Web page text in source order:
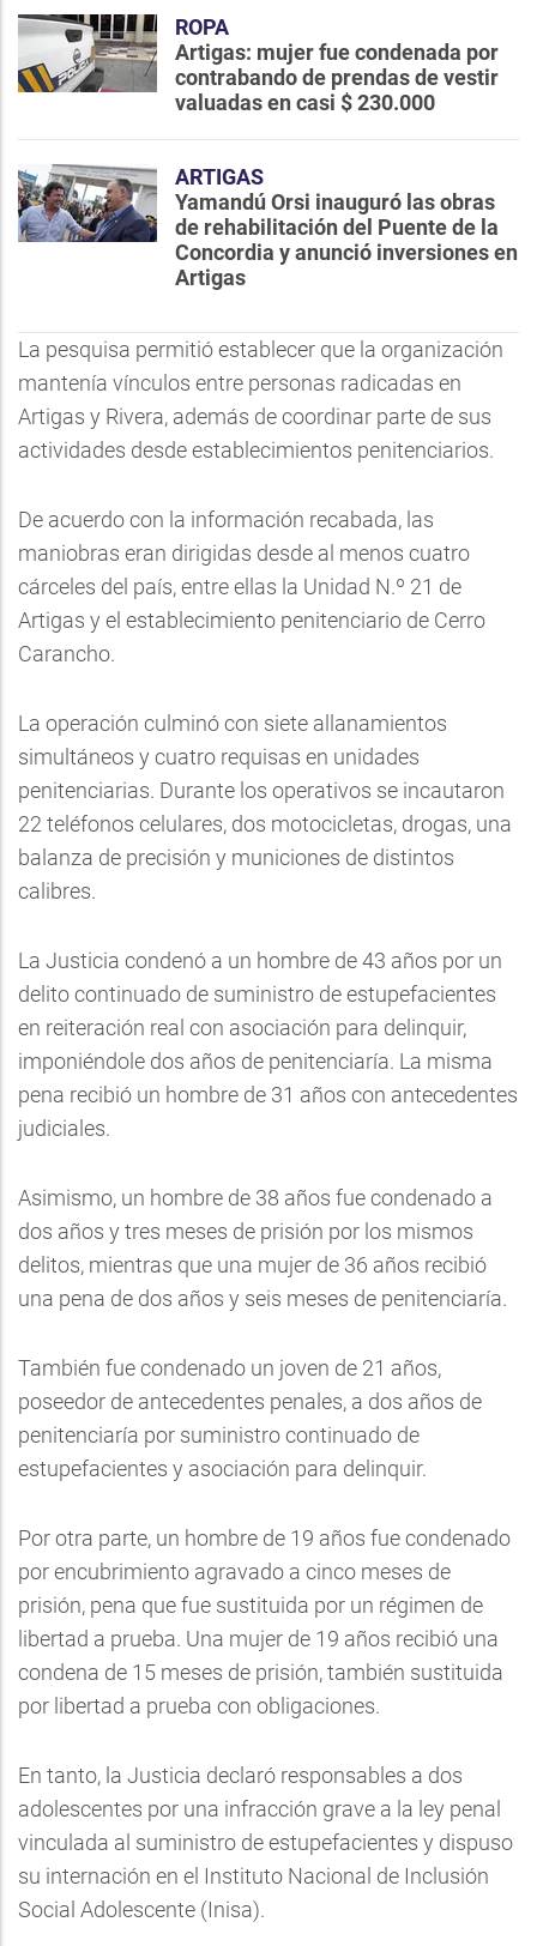
ROPA
Artigas: mujer fue condenada por
contrabando de prendas de vestir
valuadas en casi $ 230.000
ARTIGAS
Yamandú Orsi inauguró las obras
de rehabilitación del Puente de la
Concordia y anunció inversiones en
Artigas
La pesquisa permitió establecer que la organización
mantenía vínculos entre personas radicadas en
Artigas y Rivera, además de coordinar parte de sus
actividades desde establecimientos penitenciarios.
De acuerdo con la información recabada, las
maniobras eran dirigidas desde al menos cuatro
cárceles del país, entre ellas la Unidad N.º 21 de
Artigas y el establecimiento penitenciario de Cerro
Carancho.
La operación culminó con siete allanamientos
simultáneos y cuatro requisas en unidades
penitenciarias. Durante los operativos se incautaron
22 teléfonos celulares, dos motocicletas, drogas, una
balanza de precisión y municiones de distintos
calibres.
La Justicia condenó a un hombre de 43 años por un
delito continuado de suministro de estupefacientes
en reiteración real con asociación para delinquir,
imponiéndole dos años de penitenciaría. La misma
pena recibió un hombre de 31 años con antecedentes
judiciales.
Asimismo, un hombre de 38 años fue condenado a
dos años y tres meses de prisión por los mismos
delitos, mientras que una mujer de 36 años recibió
una pena de dos años y seis meses de penitenciaría.
También fue condenado un joven de 21 años,
poseedor de antecedentes penales, a dos años de
penitenciaría por suministro continuado de
estupefacientes y asociación para delinquir.
Por otra parte, un hombre de 19 años fue condenado
por encubrimiento agravado a cinco meses de
prisión, pena que fue sustituida por un régimen de
libertad a prueba. Una mujer de 19 años recibió una
condena de 15 meses de prisión, también sustituida
por libertad a prueba con obligaciones.
En tanto, la Justicia declaró responsables a dos
adolescentes por una infracción grave a la ley penal
vinculada al suministro de estupefacientes y dispuso
su internación en el Instituto Nacional de Inclusión
Social Adolescente (Inisa).